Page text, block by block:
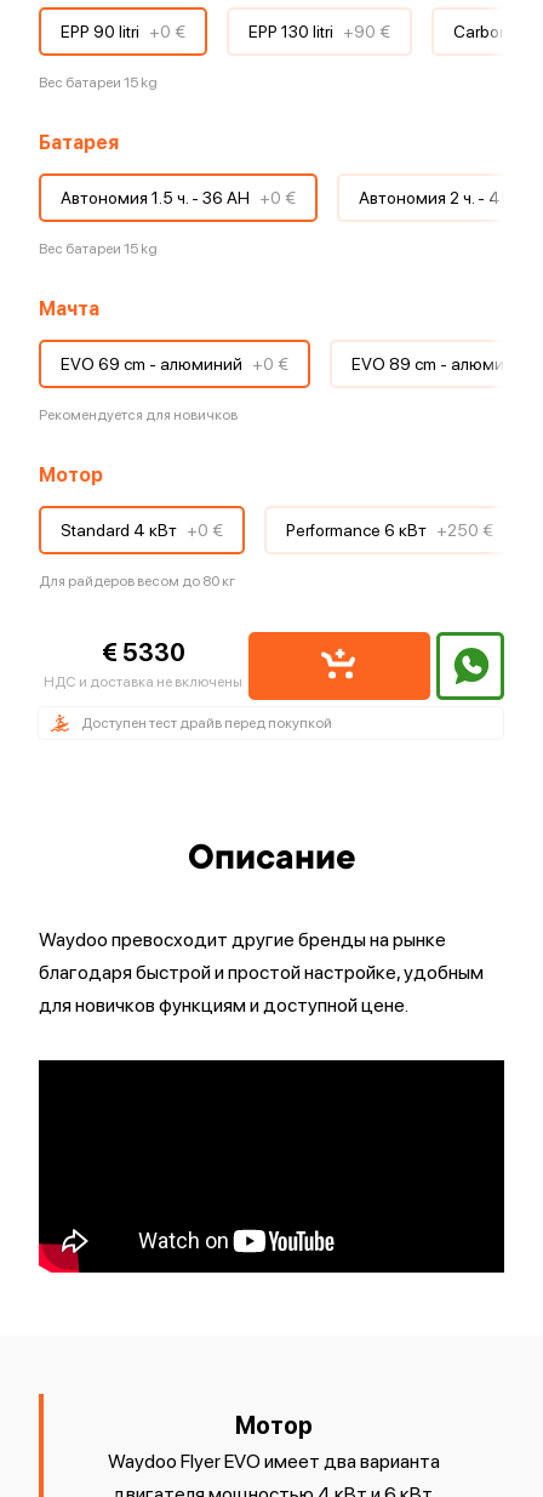
EPP 90 litri +0 € EPP 130 litri +90 € Carbon 75
Вес батареи 15 kg
Батарея
Автономия 1.5 ч. - 36 AH +0 € Автономия 2 ч. - 45 AH
Вес батареи 15 kg
Мачта
EVO 69 cm - алюминий +0 € EVO 89 cm - алюминий
Рекомендуется для новичков
Мотор
Standard 4 кВт +0 € Performance 6 кВт +250 €
Для райдеров весом до 80 кг
€ 5330
НДС и доставка не включены
Доступен тест драйв перед покупкой
Описание
Waydoo превосходит другие бренды на рынке
благодаря быстрой и простой настройке, удобным
для новичков функциям и доступной цене.
Мотор
Waydoo Flyer EVO имеет два варианта